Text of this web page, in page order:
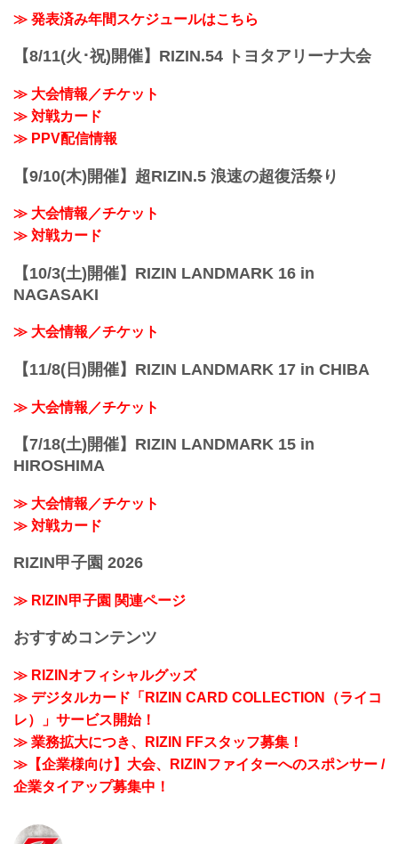
2R 1分26秒 S（タップアウト：アー...
1R 4分31秒 TKO（レフェリーストップ：
試合結果詳細
第8試合／スペシャルワンマッチ 元谷友
3R 2分19秒 S（タップアウト：フロン...
≫ 発表済み年間スケジュールはこちら
【8/11(火･祝)開催】RIZIN.54 トヨタアリーナ大会
≫ 大会情報／チケット
≫ 対戦カード
≫ PPV配信情報
【9/10(木)開催】超RIZIN.5 浪速の超復活祭り
≫ 大会情報／チケット
≫ 対戦カード
【10/3(土)開催】RIZIN LANDMARK 16 in
NAGASAKI
≫ 大会情報／チケット
【11/8(日)開催】RIZIN LANDMARK 17 in CHIBA
≫ 大会情報／チケット
【7/18(土)開催】RIZIN LANDMARK 15 in
HIROSHIMA
≫ 大会情報／チケット
≫ 対戦カード
RIZIN甲子園 2026
≫ RIZIN甲子園 関連ページ
おすすめコンテンツ
≫ RIZINオフィシャルグッズ
≫ デジタルカード「RIZIN CARD COLLECTION（ライコ
レ）」サービス開始！
≫ 業務拡大につき、RIZIN FFスタッフ募集！
≫【企業様向け】大会、RIZINファイターへのスポンサー /
企業タイアップ募集中！